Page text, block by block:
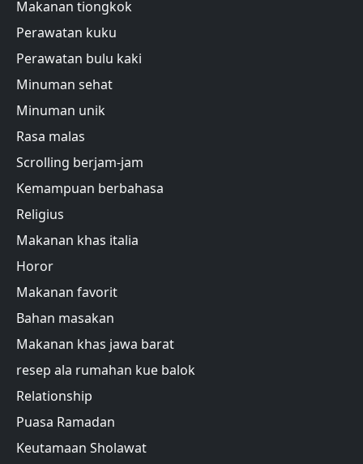
Makanan tiongkok
Perawatan kuku
Perawatan bulu kaki
Minuman sehat
Minuman unik
Rasa malas
Scrolling berjam-jam
Kemampuan berbahasa
Religius
Makanan khas italia
Horor
Makanan favorit
Bahan masakan
Makanan khas jawa barat
resep ala rumahan kue balok
Relationship
Puasa Ramadan
Keutamaan Sholawat